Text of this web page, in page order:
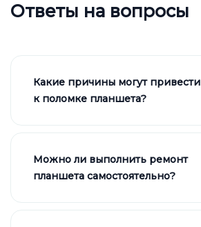
Ответы на вопросы
Какие причины могут привести
к поломке планшета?
Можно ли выполнить ремонт
планшета самостоятельно?